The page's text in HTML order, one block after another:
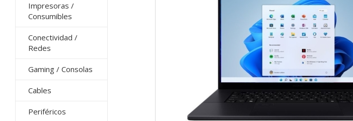
Impresoras /
Consumibles
Conectividad /
Redes
Gaming / Consolas
Cables
Periféricos